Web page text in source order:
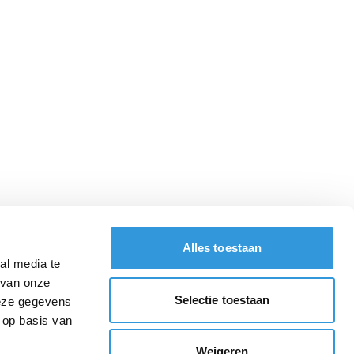
media te
onze
gegevens
basis van
Alles toestaan
Selectie toestaan
Weigeren